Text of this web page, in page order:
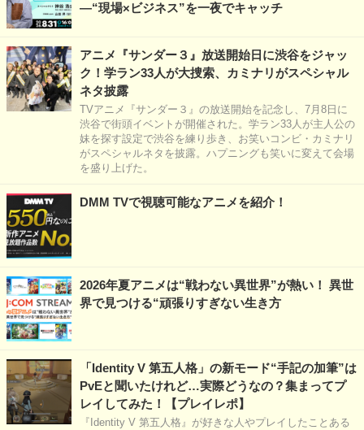
―“現場×ビジネス”を一夜でキャッチ
アニメ『サンダー３』放送開始日に渋谷をジャッ
ク！学ラン33人が大捜索、カミナリがスペシャル
ネタ披露
TVアニメ『サンダー３』の放送開始を記念し、7月8日に
渋谷で街頭イベントが開催された。学ラン33人が主人公の
妹を探す設定で渋谷を練り歩き、お笑いコンビ・カミナリ
がスペシャルネタを披露。ハプニングも笑いに変えて会場
を盛り上げた。
DMM TVで視聴可能なアニメを紹介！
2026年夏アニメは“戦わない異世界”が熱い！ 異世
界で見つける“頑張りすぎない生き方
「Identity V 第五人格」の新モード“手記の加筆”は
PvEと聞いたけれど…実際どうなの？集まってプ
レイしてみた！【プレイレポ】
『Identity V 第五人格』が好きな人やプレイしたことある